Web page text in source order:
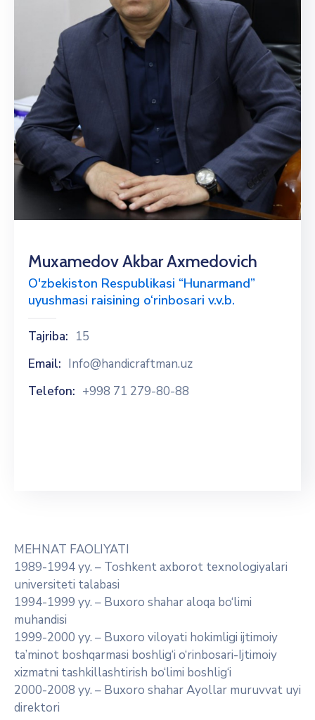
Muxamedov Akbar Axmedovich
O'zbekiston Respublikasi “Hunarmand”
uyushmasi raisining o‘rinbosari v.v.b.
Tajriba: 15
Email: Info@handicraftman.uz
Telefon: +998 71 279-80-88
MEHNAT FAOLIYATI
1989-1994 yy. – Toshkent axborot texnologiyalari
universiteti talabasi
1994-1999 yy. – Buxoro shahar aloqa bo‘limi
muhandisi
1999-2000 yy. – Buxoro viloyati hokimligi ijtimoiy
ta’minot boshqarmasi boshlig‘i o‘rinbosari-Ijtimoiy
xizmatni tashkillashtirish bo‘limi boshlig‘i
2000-2008 yy. – Buxoro shahar Ayollar muruvvat uyi
direktori